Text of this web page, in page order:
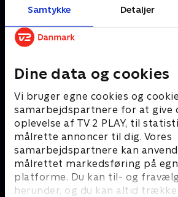
Samtykke Detaljer
Dine data og cookies
Vi bruger egne cookies og
samarbejdspartnere for at give
oplevelse af TV 2 PLAY, til
målrette annoncer til dig. Vores
samarbejdspartnere kan
målrettet markedsføring på
platforme. Du kan til- og
herunder, og du kan altid
Interview med dronning
- 100-året for Genforeningen
2020 • Nyheder • 38 min